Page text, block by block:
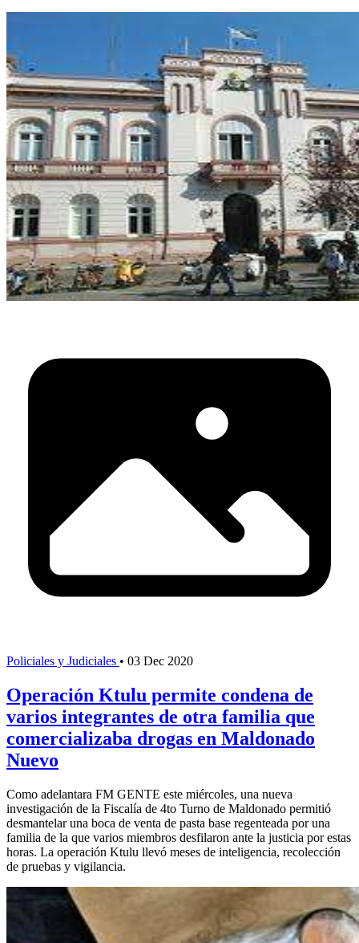
Policiales y Judiciales • 03 Dec 2020
Operación Ktulu permite condena de
varios integrantes de otra familia que
comercializaba drogas en Maldonado
Nuevo
Como adelantara FM GENTE este miércoles, una nueva
investigación de la Fiscalía de 4to Turno de Maldonado permitió
desmantelar una boca de venta de pasta base regenteada por una
familia de la que varios miembros desfilaron ante la justicia por estas
horas. La operación Ktulu llevó meses de inteligencia, recolección
de pruebas y vigilancia.